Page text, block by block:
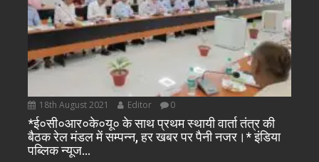
18th August 2021 Editor 0
*ई०सी०आर०के०यू० के साथ प्रथम स्थायी वार्ता तंत्र की
बैठक रेल मंडल में सम्पन्न, हर खबर पर पैनी नजर।* इंडिया
पब्लिक न्यूज…